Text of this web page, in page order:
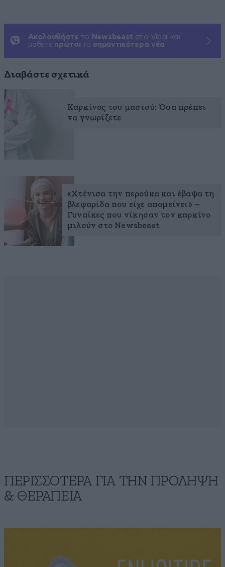
Ακολουθήστε το Newsbeast στο Viber και
μάθετε πρώτοι τα σημαντικότερα νέα
Διαβάστε σχετικά
Καρκίνος του μαστού: Όσα πρέπει
να γνωρίζετε
«Χτένισα την περούκα και έβαψα τη
βλεφαρίδα που είχε απομείνει» –
Γυναίκες που νίκησαν τον καρκίνο
μιλούν στο Newsbeast
ΠΕΡΙΣΣΟΤΕΡΑ ΓΙΑ ΤΗΝ ΠΡΟΛΗΨΗ
& ΘΕΡΑΠΕΙΑ